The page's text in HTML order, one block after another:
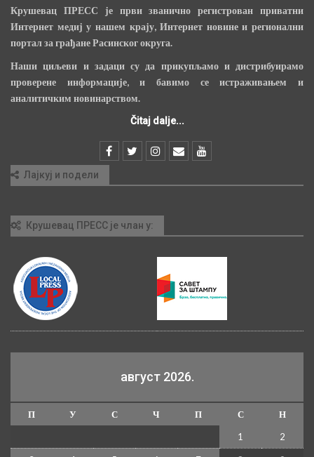
Крушевац ПРЕСС је први званично регистрован приватни
Интернет медиј у нашем крају, Интернет новине и регионални
портал за грађане Расинског округа.
Наши циљеви и задаци су да прикупљамо и дистрибуирамо
проверене информације, и бавимо се истраживањем и
аналитичким новинарством.
Čitaj dalje...
Лајкуј и подели
Крушевац ПРЕСС је члан у:
август 2026.
П У С Ч П С
Н
1
2